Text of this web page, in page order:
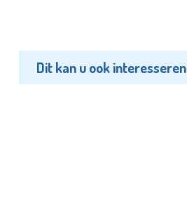
Dit kan u ook interesseren